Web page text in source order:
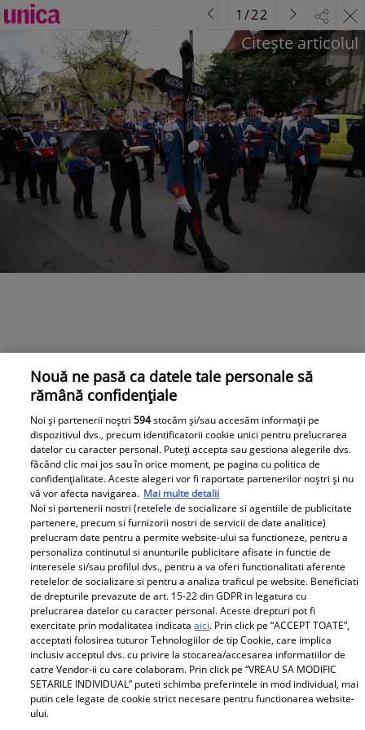
Imaginile durerii. Neli Lucescu de mână cu fiul, Răzvan
Lucescu, și nora, Ana-Maria, în urma cortegiului
funerar al lui Mircea Lucescu
Citește articolul
1 /22
Parteneri
Nouă ne pasă ca datele tale personale să
rămână confidențiale
Noi și partenerii noștri594stocăm și/sau accesăm informații pe
dispozitivul dvs., precum identificatorii cookie unici pentru prelucrarea
datelor cu caracter personal. Puteți accepta sau gestiona alegerile dvs.
făcând clic mai jos sau în orice moment, pe pagina cu politica de
confidențialitate. Aceste alegeri vor fi raportate partenerilor noștri și nu
vă vor afecta navigarea. Mai multe detalii
Noi si partenerii nostri (retelele de socializare si agentiile de publicitate
partenere, precum si furnizorii nostri de servicii de date analitice)
prelucram date pentru a permite website-ului sa functioneze, pentru a
personaliza continutul si anunturile publicitare afisate in functie de
interesele si/sau profilul dvs., pentru a va oferi functionalitati aferente
retelelor de socializare si pentru a analiza traficul pe website. Beneficiati
de drepturile prevazute de art. 15-22 din GDPR in legatura cu
prelucrarea datelor cu caracter personal. Aceste drepturi pot fi
exercitate prin modalitatea indicataaici. Prin click pe “ACCEPT TOATE”,
acceptati folosirea tuturor Tehnologiilor de tip Cookie, care implica
inclusiv acceptul dvs. cu privire la stocarea/accesarea informatiilor de
catre Vendor-ii cu care colaboram. Prin click pe “VREAU SA MODIFIC
SETARILE INDIVIDUAL” puteti schimba preferintele in mod individual, mai
putin cele legate de cookie strict necesare pentru functionarea website-
ului.